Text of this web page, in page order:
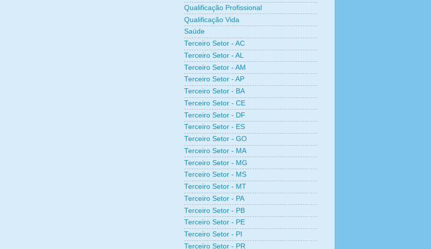
Qualificação Profissional
Qualificação Vida
Saúde
Terceiro Setor - AC
Terceiro Setor - AL
Terceiro Setor - AM
Terceiro Setor - AP
Terceiro Setor - BA
Terceiro Setor - CE
Terceiro Setor - DF
Terceiro Setor - ES
Terceiro Setor - GO
Terceiro Setor - MA
Terceiro Setor - MG
Terceiro Setor - MS
Terceiro Setor - MT
Terceiro Setor - PA
Terceiro Setor - PB
Terceiro Setor - PE
Terceiro Setor - PI
Terceiro Setor - PR